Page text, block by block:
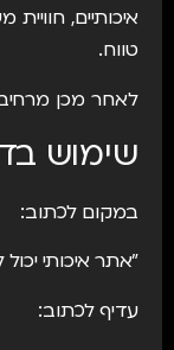
איכותיים,
טווח.
לאחר מכן
שימוש
במקום לכתוב:
"אתר איכותי
עדיף לכתוב: